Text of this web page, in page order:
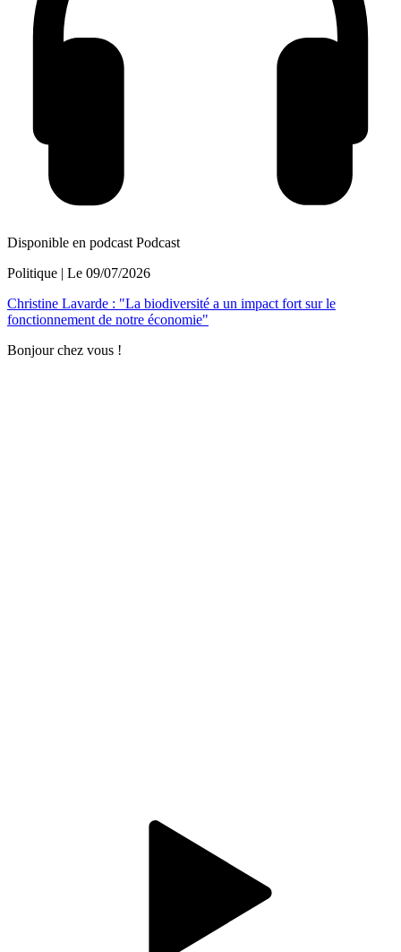
Disponible en podcast Podcast
Politique | Le 09/07/2026
Christine Lavarde : "La biodiversité a un impact fort sur le
fonctionnement de notre économie"
Bonjour chez vous !